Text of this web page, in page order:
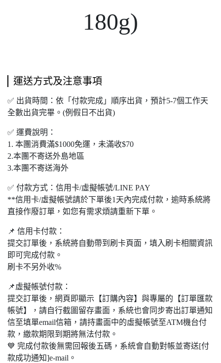
180g)
運送方式及注意事項
✅ 出貨時間：依「付款完成」順序出貨，預計5-7個工作天
全數出貨完畢。(例假日不出貨)
✅ 運費說明：
1. 本團消費滿$1000免運，未滿收$70
2.本團不寄送外島地區
3.本團不寄送海外
✅ 付款方式：信用卡/虛擬帳號/LINE PAY
**信用卡/虛擬帳號請於下單後1天內完成付款，逾時系統將
直接作廢訂單，如您有需求煩請重新下單。
📌 信用卡付款：
提交訂單後，系統將自動帶到刷卡頁面，填入刷卡相關資訊
即可完成付款。
刷卡不另外收%
📌虛擬帳號付款：
提交訂單後，網頁即顯示【訂購內容】與專屬的【訂單匯款
帳號】，請自行截圖留存畫面，系統也會同步寄出訂單通知
信至填單email信箱，請持畫面中的虛擬帳號至ATM機台付
款，繳款期限到期將無法付款。
💙 完成付款後無需回報後五碼，系統會自動對帳並寄送[付
款成功通知]e-mail。